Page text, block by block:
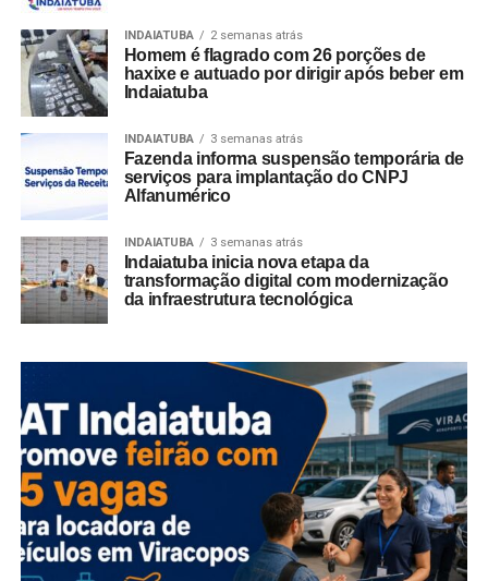
INDAIATUBA 2 semanas atrás
Homem é flagrado com 26 porções de
haxixe e autuado por dirigir após beber em
Indaiatuba
INDAIATUBA 3 semanas atrás
Fazenda informa suspensão temporária de
serviços para implantação do CNPJ
Alfanumérico
INDAIATUBA 3 semanas atrás
Indaiatuba inicia nova etapa da
transformação digital com modernização
da infraestrutura tecnológica